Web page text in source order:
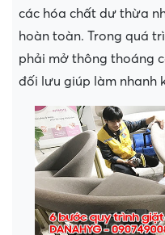
các hóa chất dư thừa
hoàn toàn. Trong quá
phải mở thông thoáng
đối lưu giúp làm nhanh